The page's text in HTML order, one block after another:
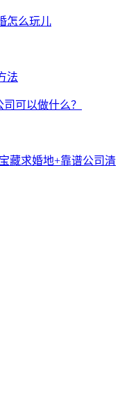
怎么玩儿
法
可以做什么？
藏求婚地+靠谱公司清